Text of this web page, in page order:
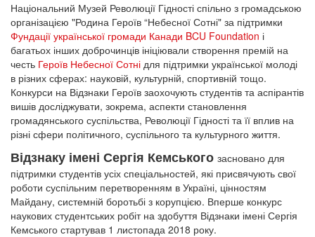
Національний Музей Революції Гідності спільно з громадською
організацією "Родина Героїв “Небесної Сотні" за підтримки
Фундації української громади Канади BCU Foundation і
багатьох інших доброчинців ініціювали створення премій на
честь Героїв Небесної Сотні для підтримки української молоді
в різних сферах: науковій, культурній, спортивній тощо.
Конкурси на Відзнаки Героїв заохочують студентів та аспірантів
вишів досліджувати, зокрема, аспекти становлення
громадянського суспільства, Революції Гідності та її вплив на
різні сфери політичного, суспільного та культурного життя.
Відзнаку імені Сергія Кемського засновано для
підтримки студентів усіх спеціальностей, які присвячують свої
роботи суспільним перетворенням в Україні, цінностям
Майдану, системній боротьбі з корупцією. Вперше конкурс
наукових студентських робіт на здобуття Відзнаки імені Сергія
Кемського стартував 1 листопада 2018 року.